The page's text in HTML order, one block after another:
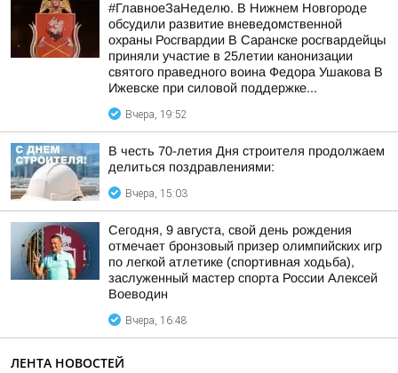
#ГлавноеЗаНеделю. В Нижнем Новгороде
обсудили развитие вневедомственной
охраны Росгвардии В Саранске росгвардейцы
приняли участие в 25летии канонизации
святого праведного воина Федора Ушакова В
Ижевске при силовой поддержке...
Вчера, 19:52
В честь 70-летия Дня строителя продолжаем
делиться поздравлениями:
Вчера, 15:03
Сегодня, 9 августа, свой день рождения
отмечает бронзовый призер олимпийских игр
по легкой атлетике (спортивная ходьба),
заслуженный мастер спорта России Алексей
Воеводин
Вчера, 16:48
ЛЕНТА НОВОСТЕЙ